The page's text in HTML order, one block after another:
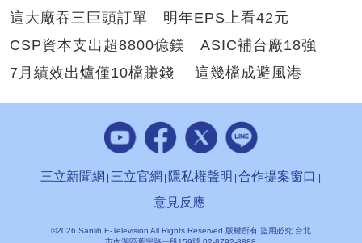
這大廠吞三巨頭訂單 明年EPS上看42元
CSP資本支出超8800億鎂 ASIC補台廠18強
7月績效出爐僅10檔賺錢 這幾檔成避風港
三立新聞網 三立官網 隱私權聲明 合作提案窗口
意見反應
©2026 Sanlih E-Television All Rights Reserved 版權所有 盜用必究 台北